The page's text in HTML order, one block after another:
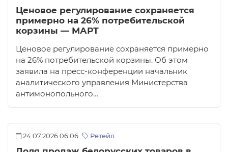
Ценовое регулирование сохраняется
примерно на 26% потребительской
корзины — МАРТ
Ценовое регулирование сохраняется примерно
на 26% потребительской корзины. Об этом
заявила на пресс-конференции начальник
аналитического управления Министерства
антимонопольного…
24.07.2026 06:06 Ретейл